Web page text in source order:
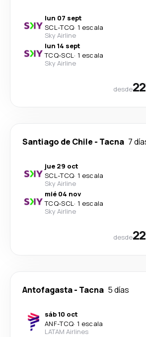
lun 07 sept
SCL-TCQ· 1 escala
Sky Airline
lun 14 sept
TCQ-SCL· 1 escala
Sky Airline
desde
Santiago de Chile - Tacna 7
jue 29 oct
SCL-TCQ· 1 escala
Sky Airline
mié 04 nov
TCQ-SCL· 1 escala
Sky Airline
desde
Antofagasta- Tacna 5 días
sáb 10 oct
ANF-TCQ· 1 escala
LATAM Airlines